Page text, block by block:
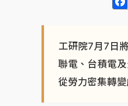
工研院7月7日
聯電、台積電
從勞力密集轉